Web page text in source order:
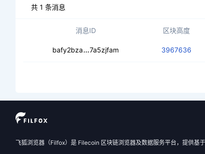
共 1 条消息
消息ID 区块高度
bafy2bza 7a5zjfam 3967636
飞狐浏览器（Filfox）是 Filecoin 区块链浏览器及数据服务平台，提供基